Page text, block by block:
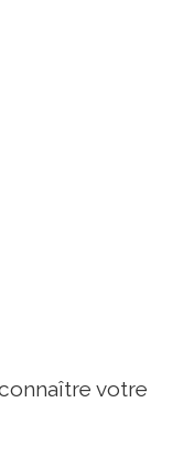
votre